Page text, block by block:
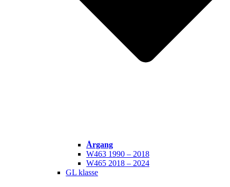
Årgang
W463 1990 – 2018
W465 2018 – 2024
GL klasse